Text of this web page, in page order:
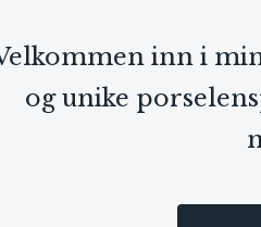
inn i
og unike